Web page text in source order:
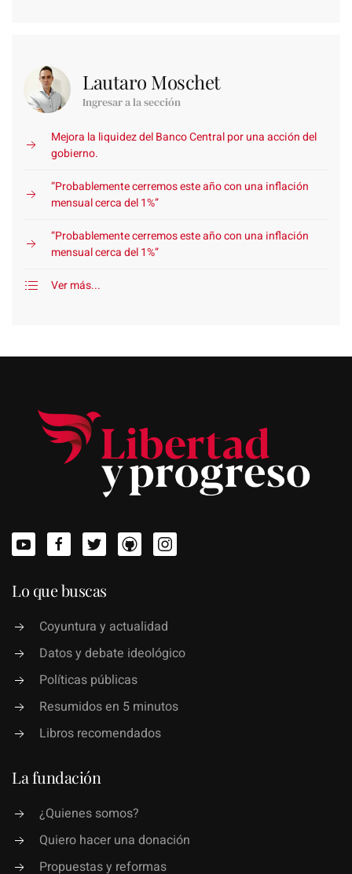
Lautaro Moschet
Ingresar a la sección
Mejora la liquidez del Banco Central por una acción del
gobierno.
“Probablemente cerremos este año con una inflación
mensual cerca del 1%”
“Probablemente cerremos este año con una inflación
mensual cerca del 1%”
Ver más...
Lo que buscas
Coyuntura y actualidad
Datos y debate ideológico
Políticas públicas
Resumidos en 5 minutos
Libros recomendados
La fundación
¿Quienes somos?
Quiero hacer una donación
Propuestas y reformas